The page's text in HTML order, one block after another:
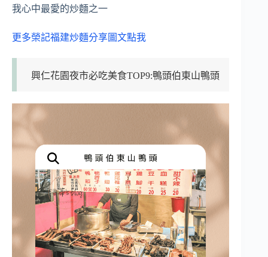
我心中最愛的炒麵之一
更多榮記福建炒麵分享圖文點我
興仁花園夜市必吃美食TOP9:鴨頭伯東山鴨頭